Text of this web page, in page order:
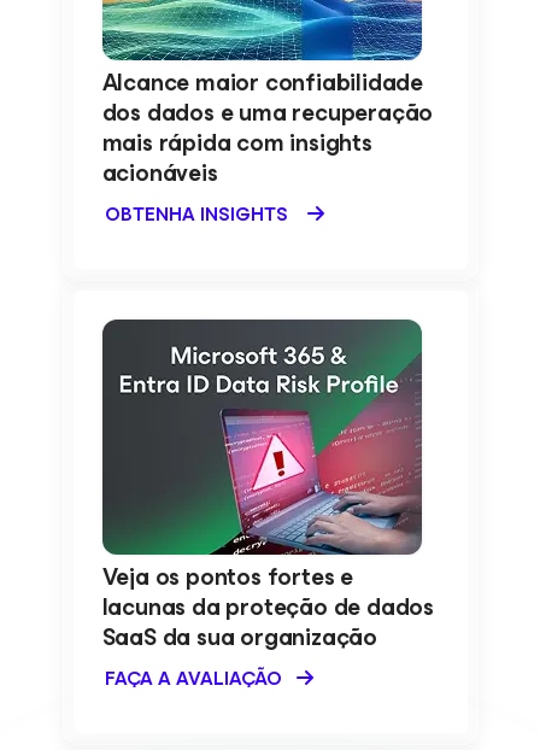
Alcance maior confiabilidade
dos dados e uma recuperação
mais rápida com insights
acionáveis
OBTENHA INSIGHTS
Veja os pontos fortes e
lacunas da proteção de dados
SaaS da sua organização
FAÇA A AVALIAÇÃO